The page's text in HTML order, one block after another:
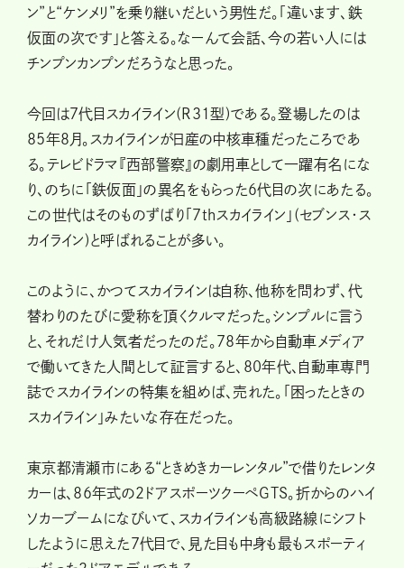
ン”と“ケンメリ”を乗り継いだという男性だ。「違います、鉄
仮面の次です」と答える。なーんて会話、今の若い人には
チンプンカンプンだろうなと思った。
今回は７代目スカイライン(R31型)である。登場したのは
85年８月。スカイラインが日産の中核車種だったころであ
る。テレビドラマ『西部警察』の劇用車として一躍有名にな
り、のちに「鉄仮面」の異名をもらった６代目の次にあたる。
この世代はそのものずばり「７thスカイライン」(セブンス・ス
カイライン)と呼ばれることが多い。
このように、かつてスカイラインは自称、他称を問わず、代
替わりのたびに愛称を頂くクルマだった。シンプルに言う
と、それだけ人気者だったのだ。78年から自動車メディア
で働いてきた人間として証言すると、80年代、自動車専門
誌でスカイラインの特集を組めば、売れた。「困ったときの
スカイライン」みたいな存在だった。
東京都清瀬市にある“ときめきカーレンタル”で借りたレンタ
カーは、86年式の２ドアスポーツクーペGTS。折からのハイ
ソカーブームになびいて、スカイラインも高級路線にシフト
したように思えた７代目で、見た目も中身も最もスポーティ